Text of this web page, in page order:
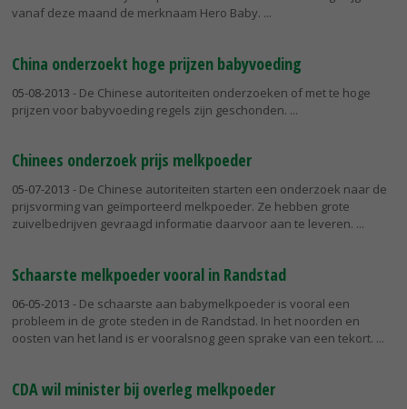
vanaf deze maand de merknaam Hero Baby.
China onderzoekt hoge prijzen babyvoeding
05-08-2013 - De Chinese autoriteiten onderzoeken of met te hoge
prijzen voor babyvoeding regels zijn geschonden.
Chinees onderzoek prijs melkpoeder
05-07-2013 - De Chinese autoriteiten starten een onderzoek naar de
prijsvorming van geïmporteerd melkpoeder. Ze hebben grote
zuivelbedrijven gevraagd informatie daarvoor aan te leveren.
Schaarste melkpoeder vooral in Randstad
06-05-2013 - De schaarste aan babymelkpoeder is vooral een
probleem in de grote steden in de Randstad. In het noorden en
oosten van het land is er vooralsnog geen sprake van een tekort.
CDA wil minister bij overleg melkpoeder